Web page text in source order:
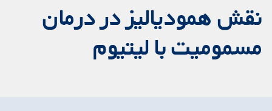
نقش همودیالیز در درمان
مسمومیت با لیتیوم